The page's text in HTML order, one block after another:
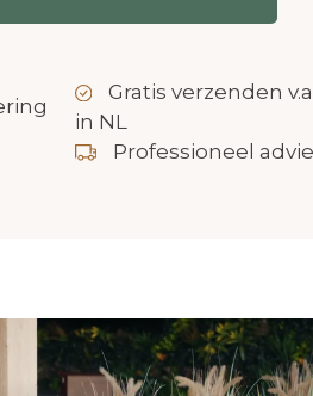
Gratis verzenden
in NL
Professioneel